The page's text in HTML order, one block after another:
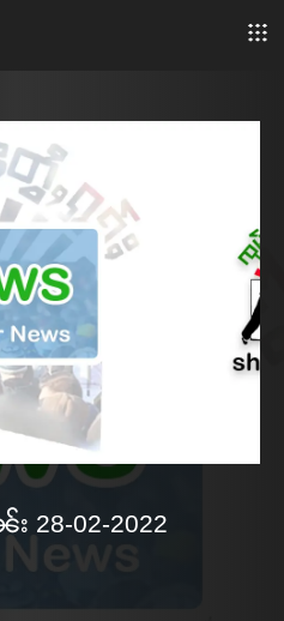
28-02-2022